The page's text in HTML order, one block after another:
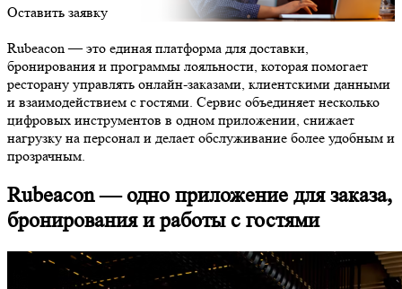
Оставить заявку
Rubeacon — это единая платформа для доставки,
бронирования и программы лояльности, которая помогает
ресторану управлять онлайн-заказами, клиентскими данными
и взаимодействием с гостями. Сервис объединяет несколько
цифровых инструментов в одном приложении, снижает
нагрузку на персонал и делает обслуживание более удобным и
прозрачным.
Rubeacon — одно приложение для заказа,
бронирования и работы с гостями